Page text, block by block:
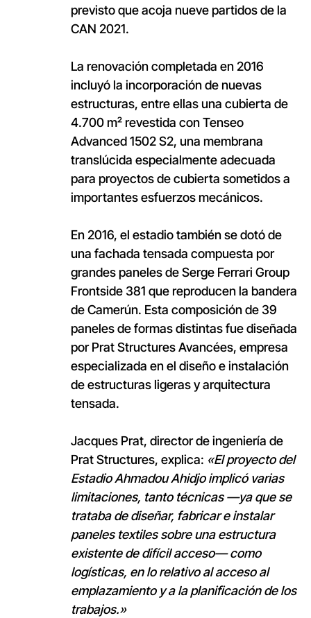
previsto que acoja nueve partidos de la
CAN 2021.
La renovación completada en 2016
incluyó la incorporación de nuevas
estructuras, entre ellas una cubierta de
4.700 m² revestida con Tenseo
Advanced 1502 S2, una membrana
translúcida especialmente adecuada
para proyectos de cubierta sometidos a
importantes esfuerzos mecánicos.
En 2016, el estadio también se dotó de
una fachada tensada compuesta por
grandes paneles de Serge Ferrari Group
Frontside 381 que reproducen la bandera
de Camerún. Esta composición de 39
paneles de formas distintas fue diseñada
por Prat Structures Avancées, empresa
especializada en el diseño e instalación
de estructuras ligeras y arquitectura
tensada.
Jacques Prat, director de ingeniería de
Prat Structures, explica: «El proyecto del
Estadio Ahmadou Ahidjo implicó varias
limitaciones, tanto técnicas —ya que se
trataba de diseñar, fabricar e instalar
paneles textiles sobre una estructura
existente de difícil acceso— como
logísticas, en lo relativo al acceso al
emplazamiento y a la planificación de los
trabajos.»